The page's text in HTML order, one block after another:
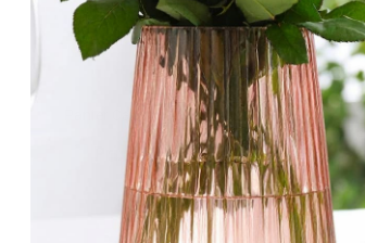
Panier Cadeau Amoureux du Chocolat
Prix Bloomex: 109,99 $
MAGASINEZ